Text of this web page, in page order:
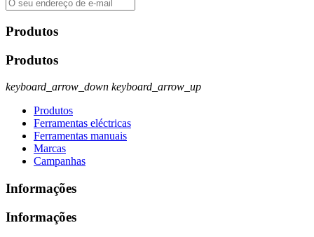
Produtos
Produtos
keyboard_arrow_down keyboard_arrow_up
Produtos
Ferramentas eléctricas
Ferramentas manuais
Marcas
Campanhas
Informações
Informações